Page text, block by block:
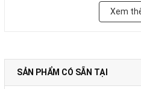
Công ty Cổ phần Vy Uyên
Quà tặng phù hợp nhất cho
Xem
SẢN PHẨM CÓ SẴN TẠI